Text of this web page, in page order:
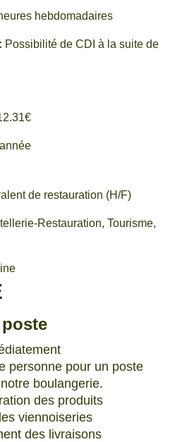
personne pour un poste
boulangerie.
des produits
viennoiseries
des livraisons
hebdomadaires
Possibilité de CDI à la suite de
de restauration (H/F)
Restauration, Tourisme,